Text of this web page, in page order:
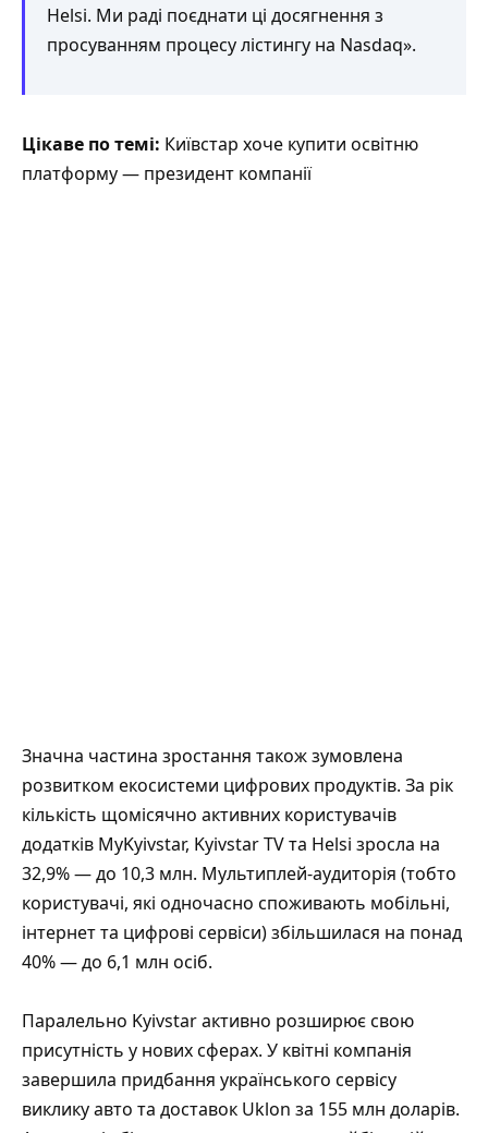
Helsi. Ми раді поєднати ці досягнення з
просуванням процесу лістингу на Nasdaq».
Цікаве по темі: Київстар хоче купити освітню
платформу — президент компанії
Значна частина зростання також зумовлена
розвитком екосистеми цифрових продуктів. За рік
кількість щомісячно активних користувачів
додатків MyKyivstar, Kyivstar TV та Helsi зросла на
32,9% — до 10,3 млн. Мультиплей-аудиторія (тобто
користувачі, які одночасно споживають мобільні,
інтернет та цифрові сервіси) збільшилася на понад
40% — до 6,1 млн осіб.
Паралельно Kyivstar активно розширює свою
присутність у нових сферах. У квітні компанія
завершила придбання українського сервісу
виклику авто та доставок Uklon за 155 млн доларів.